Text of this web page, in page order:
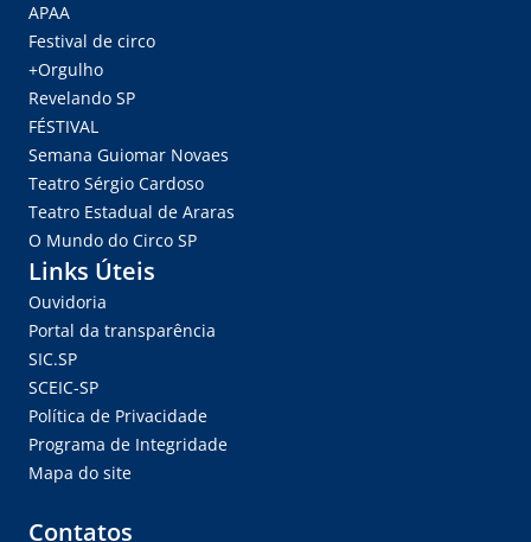
APAA
Festival de circo
+Orgulho
Revelando SP
FÉSTIVAL
Semana Guiomar Novaes
Teatro Sérgio Cardoso
Teatro Estadual de Araras
O Mundo do Circo SP
Links Úteis
Ouvidoria
Portal da transparência
SIC.SP
SCEIC-SP
Política de Privacidade
Programa de Integridade
Mapa do site
Contatos